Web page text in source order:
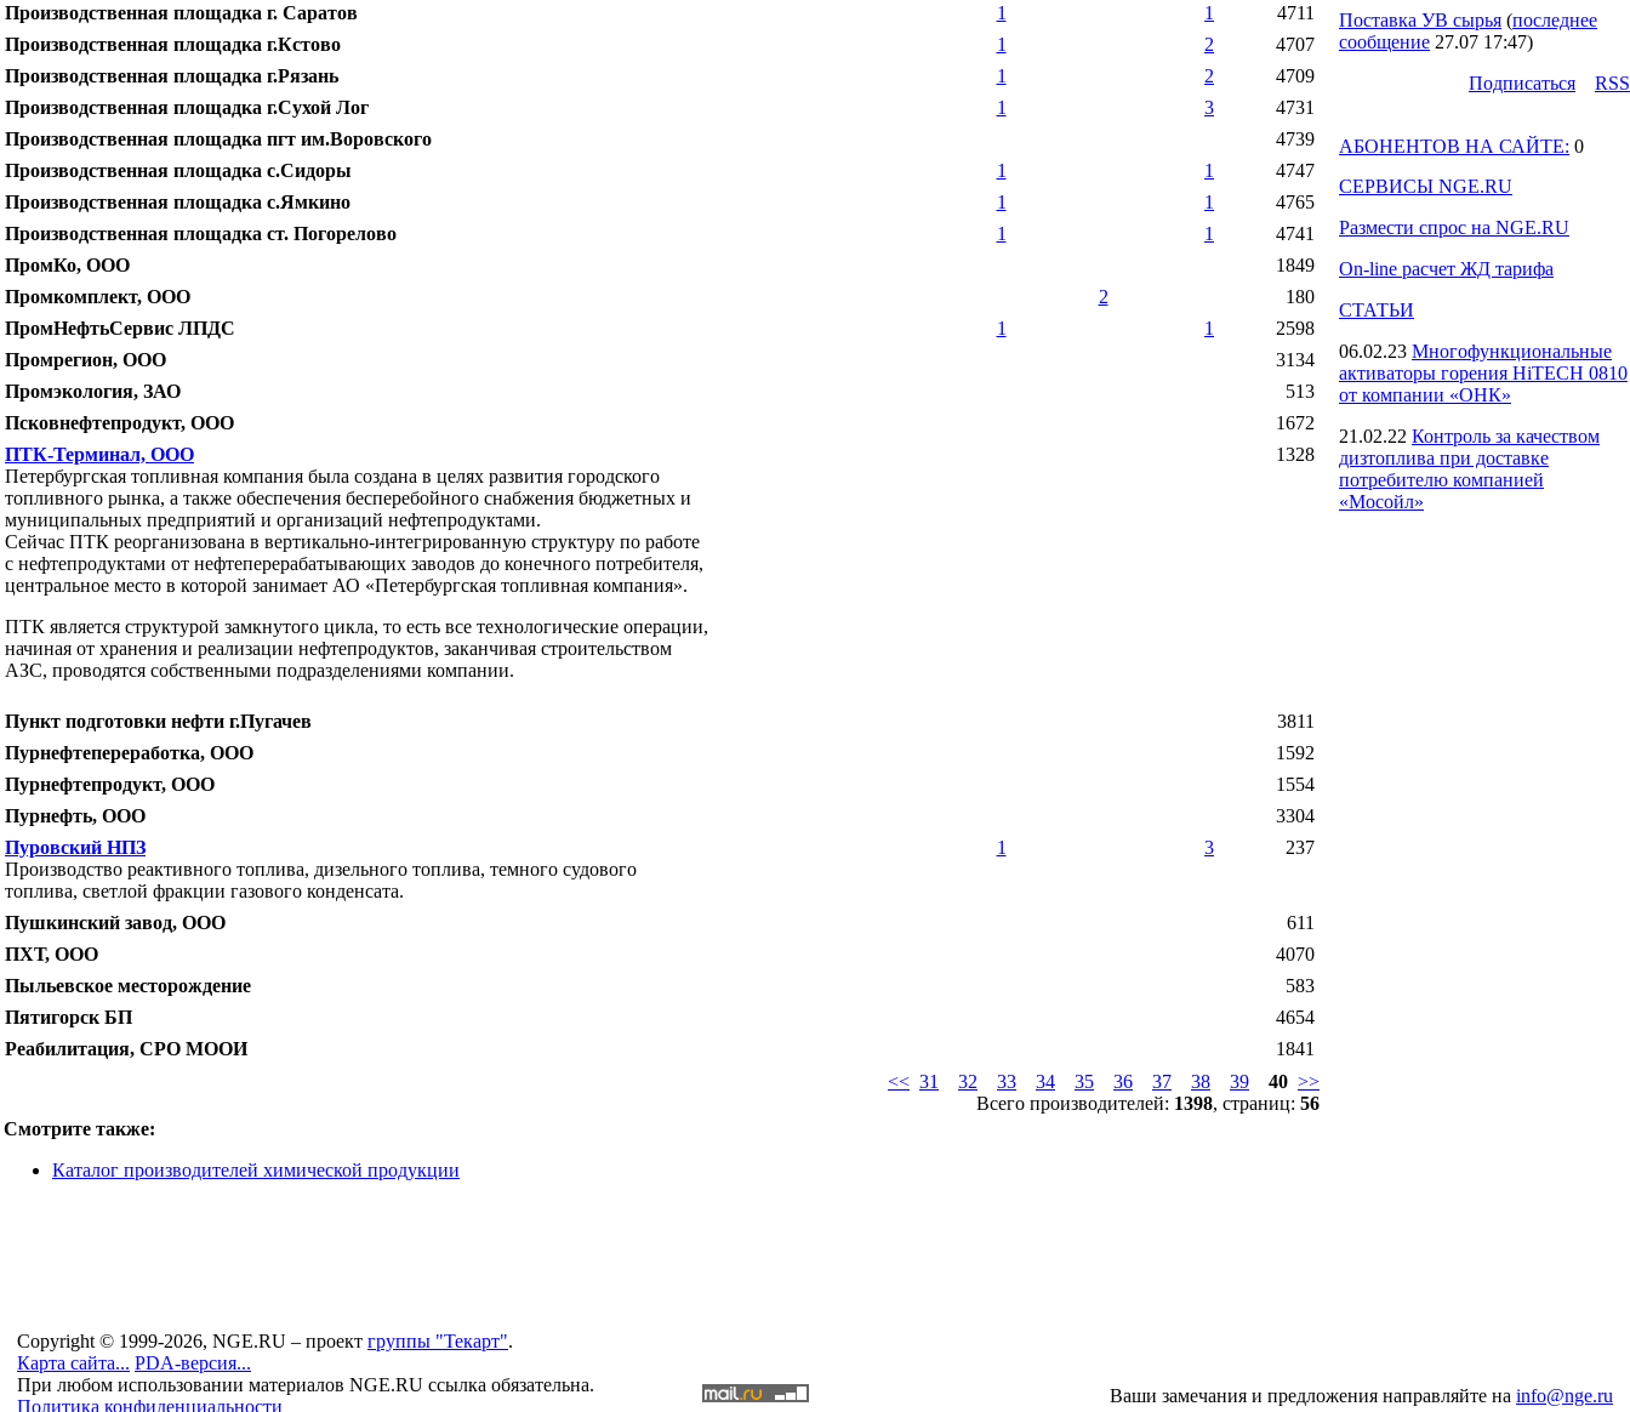
Производственная площадка г. Саратов 1 1
4711
Производственная площадка г.Кстово
1 2
4707
Производственная площадка г.Рязань
1 2
4709
Производственная площадка г.Сухой Лог
1 3
4731
Производственная площадка пгт им.Воровского
4739
Производственная площадка с.Сидоры
1 1
4747
Производственная площадка с.Ямкино
1 1
4765
Производственная площадка ст. Погорелово
1 1
4741
ПромКо, ООО
1849
Промкомплект, ООО
2
180
ПромНефтьСервис ЛПДС
1 1
2598
Промрегион, ООО
3134
Промэкология, ЗАО
513
Псковнефтепродукт, ООО
1672
ПТК-Терминал, ООО
Петербургская топливная компания была создана в целях развития городского
топливного рынка, а также обеспечения бесперебойного снабжения бюджетных и
муниципальных предприятий и организаций нефтепродуктами.
Сейчас ПТК реорганизована в вертикально-интегрированную структуру по работе
с нефтепродуктами от нефтеперерабатывающих заводов до конечного потребителя,
центральное место в которой занимает АО «Петербургская топливная компания».
ПТК является структурой замкнутого цикла, то есть все технологические операции,
начиная от хранения и реализации нефтепродуктов, заканчивая строительством
АЗС, проводятся собственными подразделениями компании.
1328
Пункт подготовки нефти г.Пугачев
3811
Пурнефтепереработка, ООО
1592
Пурнефтепродукт, ООО
1554
Пурнефть, ООО
3304
Пуровский НПЗ
Производство реактивного топлива, дизельного топлива, темного судового
топлива, светлой фракции газового конденсата.
1 3 237
Пушкинский завод, ООО
611
ПХТ, ООО
4070
Пыльевское месторождение
583
Пятигорск БП
4654
Реабилитация, СРО МООИ
1841
<< 31 32 33 34 35 36 37 38 39 40 >>
Всего производителей: 1398, страниц: 56
Смотрите также:
Каталог производителей химической продукции
Поставка УВ сырья (последнее
сообщение 27.07 17:47)
Подпиcаться
RSS
АБОНЕНТОВ НА САЙТЕ: 0
СЕРВИСЫ NGE.RU
Размести спрос на NGE.RU
On-line расчет ЖД тарифа
СТАТЬИ
06.02.23 Многофункциональные
активаторы горения HiTECH 0810
от компании «ОНК»
21.02.22 Контроль за качеством
дизтоплива при доставке
потребителю компанией
«Мосойл»
Copyright © 1999-2026, NGE.RU – проект группы "Текарт".
Карта сайта... PDA-версия...
При любом использовании материалов NGE.RU ссылка обязательна.
Политика конфиденциальности
Ваши замечания и предложения направляйте на info@nge.ru